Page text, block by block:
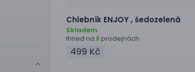
Chlebník ENJOY , šedozelená
Skladem
Ihned na 8 prodejnách
499 Kč